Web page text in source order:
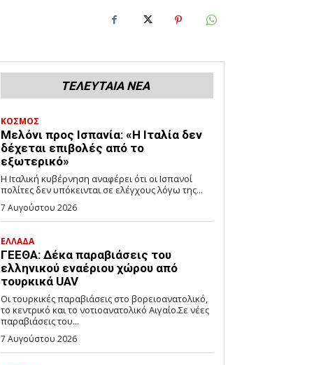
ΤΕΛΕΥΤΑΙΑ ΝΕΑ
ΚΟΣΜΟΣ
Μελόνι προς Ισπανία: «Η Ιταλία δεν
δέχεται επιβολές από το
εξωτερικό»
Η Ιταλική κυβέρνηση αναφέρει ότι οι Ισπανοί
πολίτες δεν υπόκεινται σε ελέγχους λόγω της...
7 Αυγούστου 2026
ΕΛΛΑΔΑ
ΓΕΕΘΑ: Δέκα παραβιάσεις του
ελληνικού εναέριου χώρου από
τουρκικά UAV
Οι τουρκικές παραβιάσεις στο βορειοανατολικό,
το κεντρικό και το νοτιοανατολικό Αιγαίο.Σε νέες
παραβιάσεις του...
7 Αυγούστου 2026